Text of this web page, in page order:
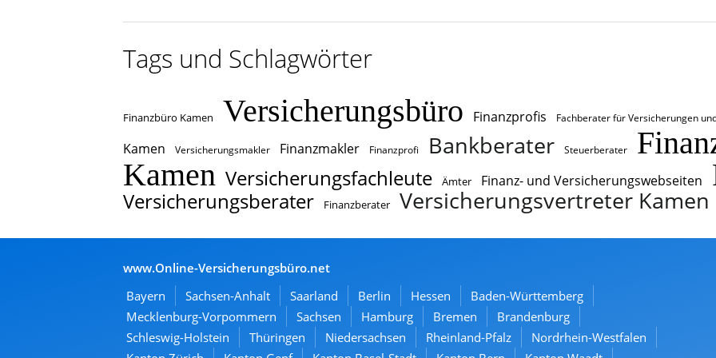
Tags und Schlagwörter
Finanzbüro Kamen Versicherungsbüro Finanzprofis Fachberater für Versicherungen
Kamen
Versicherungsmakler Finanzmakler Finanzprofi Bankberater Steuerberater
Kamen Versicherungsfachleute Ämter Finanz- und Versicherungswebseiten
Versicherungsberater Finanzberater Versicherungsvertreter Kamen
www.Online-Versicherungsbüro.net
Bayern
Sachsen-Anhalt Saarland Berlin Hessen
Baden-Württemberg
Mecklenburg-Vorpommern
Sachsen Hamburg Bremen
Brandenburg
Schleswig-Holstein
Thüringen Niedersachsen Rheinland-Pfalz
Nordrhein-Westfalen